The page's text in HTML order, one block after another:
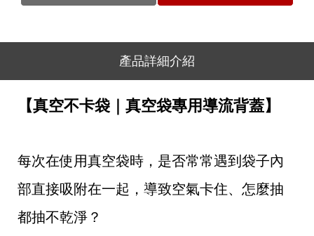
產品詳細介紹
【真空不卡袋｜真空袋專用導流背蓋】
每次在使用真空袋時，是否常常遇到袋子內
部直接吸附在一起，導致空氣卡住、怎麼抽
都抽不乾淨？